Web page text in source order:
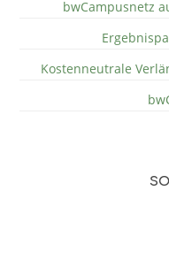
bwCampusnetz
Kostenneutrale